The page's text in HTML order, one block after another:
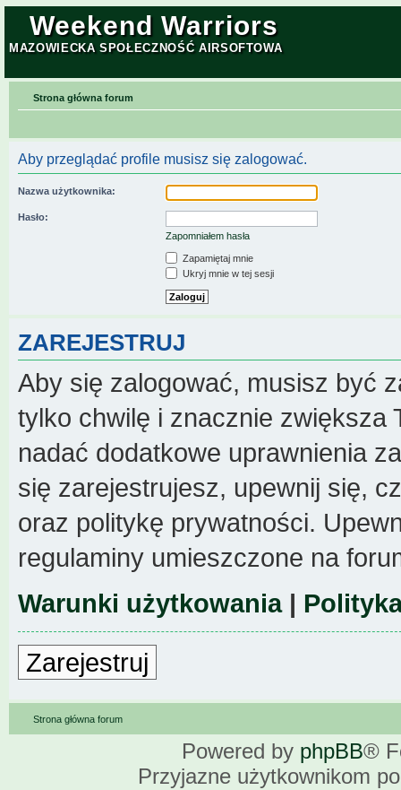
Weekend Warriors
MAZOWIECKA SPOŁECZNOŚĆ AIRSOFTOWA
Strona główna forum
Aby przeglądać profile musisz się zalogować.
Nazwa użytkownika:
Hasło:
Zapomniałem hasła
Zapamiętaj mnie
Ukryj mnie w tej sesji
ZAREJESTRUJ
Aby się zalogować, musisz być
tylko chwilę i znacznie zwiększa
nadać dodatkowe uprawnienia
się zarejestrujesz, upewnij się,
oraz politykę prywatności.
regulaminy umieszczone na
Warunki użytkowania|
Zarejestruj
Strona główna forum
Powered by phpBB®
Przyjazne użytkownikom